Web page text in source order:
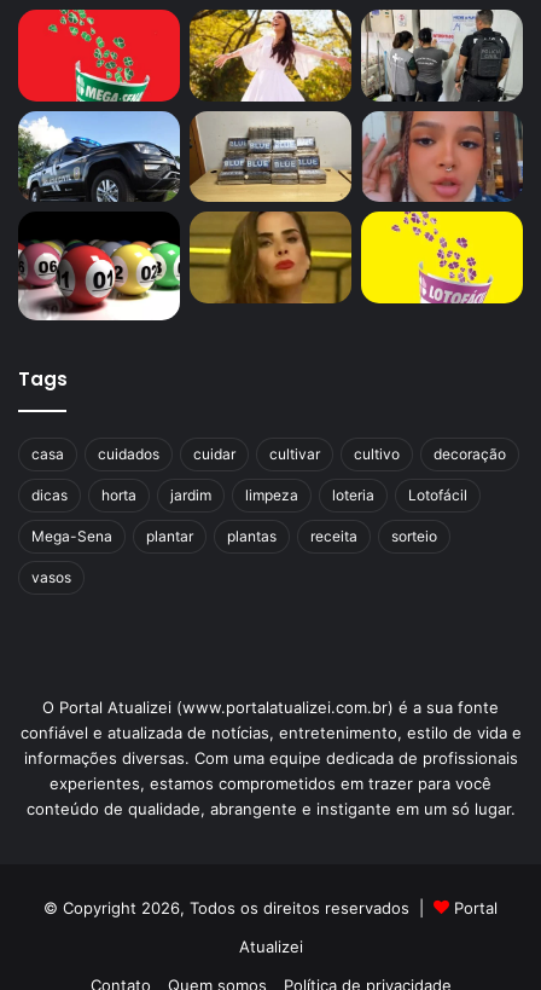
Tags
casa cuidados cuidar cultivar cultivo decoração
dicas horta jardim limpeza loteria Lotofácil
Mega-Sena plantar plantas receita sorteio
vasos
O Portal Atualizei (www.portalatualizei.com.br) é a sua fonte
confiável e atualizada de notícias, entretenimento, estilo de vida e
informações diversas. Com uma equipe dedicada de profissionais
experientes, estamos comprometidos em trazer para você
conteúdo de qualidade, abrangente e instigante em um só lugar.
© Copyright 2026, Todos os direitos reservados |
Portal
Atualizei
Contato
Quem somos Política de privacidade